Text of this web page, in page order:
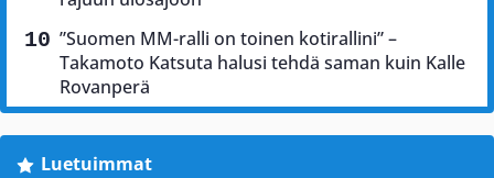
”Suomen MM-ralli on toinen kotirallini” –
Takamoto Katsuta halusi tehdä saman kuin Kalle
Rovanperä
Luetuimmat